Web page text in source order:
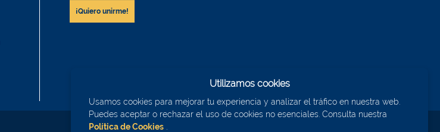
¡Quiero unirme!
Utilizamos cookies
Usamos cookies para mejorar tu experiencia y analizar el tráfico en nuestra web.
Puedes aceptar o rechazar el uso de cookies no esenciales. Consulta nuestra
Política de Cookies